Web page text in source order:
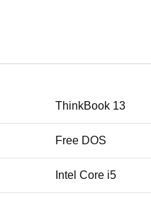
ThinkBook 13
Free DOS
Intel Core i5